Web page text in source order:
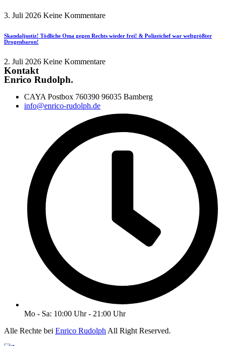
3. Juli 2026 Keine Kommentare
Skandaljustiz! Tödliche Oma gegen Rechts wieder frei! & Polizeichef war weltgrößter
Drogenbaron!
2. Juli 2026 Keine Kommentare
Kontakt
Enrico Rudolph.
CAYA Postbox 760390 96035 Bamberg
info@enrico-rudolph.de
Mo - Sa: 10:00 Uhr - 21:00 Uhr
Alle Rechte bei Enrico Rudolph All Right Reserved.